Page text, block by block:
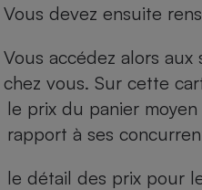
Vous devez ensuite
Vous accédez alors
chez vous. Sur cette
le prix du panier
rapport à ses
le détail des prix pour